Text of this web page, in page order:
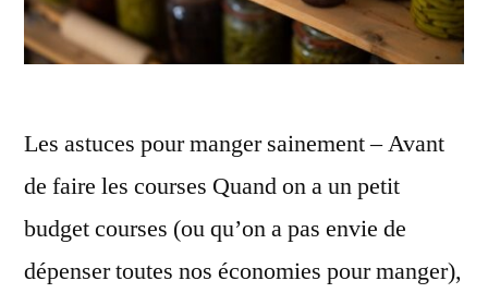
Les astuces pour manger sainement – Avant
de faire les courses Quand on a un petit
budget courses (ou qu’on a pas envie de
dépenser toutes nos économies pour manger),